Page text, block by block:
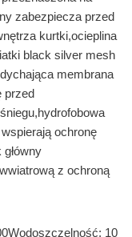
zabezpiecza przed
kurtki,ocieplina
black silver mesh
membrana
przed
ochronę
z ochroną
10